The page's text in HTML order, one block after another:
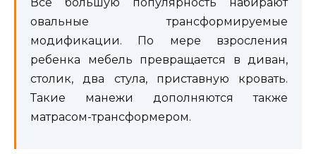
овальные трансформируемые
модификации. По мере взросления
ребенка мебель превращается в диван,
столик, два стула, приставную кровать.
Такие манежи дополняются также
матрасом-трансформером.